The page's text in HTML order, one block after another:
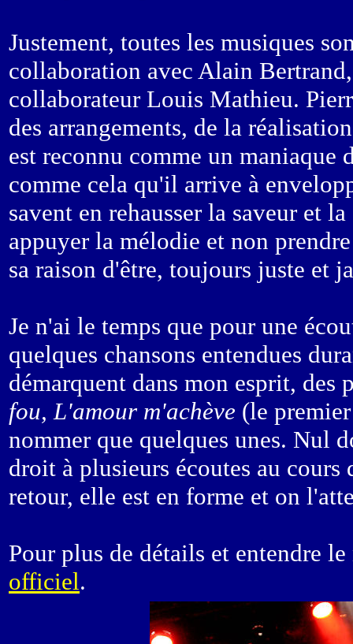
Justement, toutes les musiques
collaboration avec Alain
collaborateur Louis Mathieu.
des arrangements, de la
est reconnu comme un
comme cela qu'il arrive à
savent en rehausser la saveur et
appuyer la mélodie et non
sa raison d'être, toujours juste et
Je n'ai le temps que pour une
quelques chansons entendues
démarquent dans mon esprit, des
fou, L'amour m'achève (le
nommer que quelques unes. Nul
droit à plusieurs écoutes au cours
retour, elle est en forme et on
Pour plus de détails et entendre
officiel.